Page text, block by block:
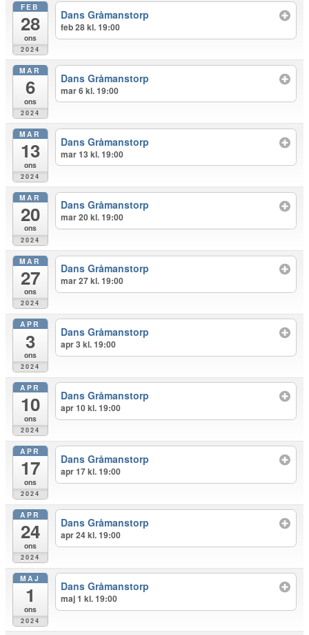
FEB
28
ons
2024
Dans Gråmanstorp
feb 28 kl. 19:00
MAR
6
ons
2024
Dans Gråmanstorp
mar 6 kl. 19:00
MAR
13
ons
2024
Dans Gråmanstorp
mar 13 kl. 19:00
MAR
20
ons
2024
Dans Gråmanstorp
mar 20 kl. 19:00
MAR
27
ons
2024
Dans Gråmanstorp
mar 27 kl. 19:00
APR
3
ons
2024
Dans Gråmanstorp
apr 3 kl. 19:00
APR
10
ons
2024
Dans Gråmanstorp
apr 10 kl. 19:00
APR
17
ons
2024
Dans Gråmanstorp
apr 17 kl. 19:00
APR
24
ons
2024
Dans Gråmanstorp
apr 24 kl. 19:00
MAJ
1
ons
2024
Dans Gråmanstorp
maj 1 kl. 19:00